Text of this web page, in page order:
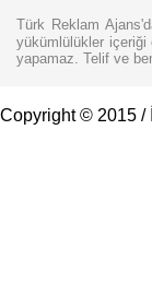
Türk Reklam
yükümlülükler içeriği
yapamaz. Telif ve
Copyright © 2015 /